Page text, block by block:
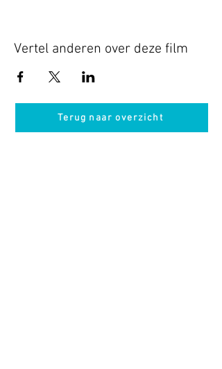
Vertel anderen over deze film
Terug naar overzicht